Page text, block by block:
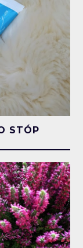
STÓP